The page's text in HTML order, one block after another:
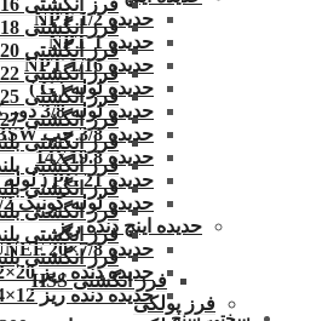
حدیده 1/2 NPT
حدیده NPT 1
حدیده 1/16 NPT
حدیده لوله ( G )
حدیده لوله 3/8 دور کوچک
حدیده 3/8 چپ BSW
حدیده 14X19.8
حدیده 21 PG ( لوله برق )
حدیده لوله کونیک 1/2-1 BSPT
حدیده اینچ دنده ریز
حدیده UNEF 20×7/8
حدیده دنده ریز 20×1/2
حدیده دنده ریز 12×1/4-1 UNF
فرز انگشتی 16 میلیمتر HSSE
فرز انگشتی 18 میلیمتر HSSE
فرز انگشتی 20 میلیمتر HSSE
فرز انگشتی 22 میلیمتر HSSE
فرز انگشتی 25 میلیمتر LUKAS.HSSE
فرز انگشتی 27 میلیمتر ته کونیک
فرز انگشتی بلند ته
فرز انگشتی بلند ته
فرز انگشتی بلند ته
فرز انگشتی بلند ته
فرز انگشتی بلند ته
فرز انگشتی بلند ته
فرز انگشتی HSS
فرز پولکی